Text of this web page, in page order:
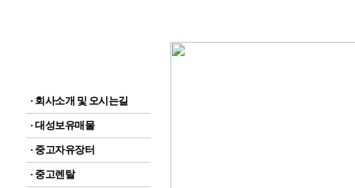
· 회사소개 및 오시는길
· 대성보유매물
· 중고자유장터
· 중고렌탈